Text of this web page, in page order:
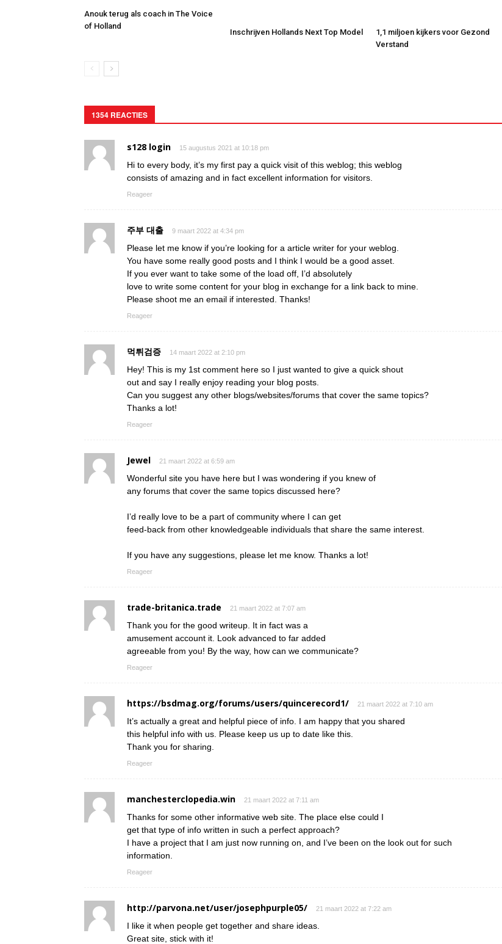
Anouk terug als coach in The Voice
of Holland
Inschrijven Hollands Next Top Model
1,1 miljoen kijkers voor Gezond
Verstand
1354 REACTIES
s128 login 15 augustus 2021 at 10:18 pm
Hi to every body, it’s my first pay a quick visit of this weblog; this weblog
consists of amazing and in fact excellent information for visitors.
Reageer
주부 대출 9 maart 2022 at 4:34 pm
Please let me know if you’re looking for a article writer for your weblog.
You have some really good posts and I think I would be a good asset.
If you ever want to take some of the load off, I’d absolutely
love to write some content for your blog in exchange for a link back to mine.
Please shoot me an email if interested. Thanks!
Reageer
먹튀검증 14 maart 2022 at 2:10 pm
Hey! This is my 1st comment here so I just wanted to give a quick shout
out and say I really enjoy reading your blog posts.
Can you suggest any other blogs/websites/forums that cover the same topics?
Thanks a lot!
Reageer
Jewel 21 maart 2022 at 6:59 am
Wonderful site you have here but I was wondering if you knew of
any forums that cover the same topics discussed here?
I’d really love to be a part of community where I can get
feed-back from other knowledgeable individuals that share the same interest.
If you have any suggestions, please let me know. Thanks a lot!
Reageer
trade-britanica.trade 21 maart 2022 at 7:07 am
Thank you for the good writeup. It in fact was a
amusement account it. Look advanced to far added
agreeable from you! By the way, how can we communicate?
Reageer
https://bsdmag.org/forums/users/quincerecord1/ 21 maart 2022 at 7:10 am
It’s actually a great and helpful piece of info. I am happy that you shared
this helpful info with us. Please keep us up to date like this.
Thank you for sharing.
Reageer
manchesterclopedia.win 21 maart 2022 at 7:11 am
Thanks for some other informative web site. The place else could I
get that type of info written in such a perfect approach?
I have a project that I am just now running on, and I’ve been on the look out for such
information.
Reageer
http://parvona.net/user/josephpurple05/ 21 maart 2022 at 7:22 am
I like it when people get together and share ideas.
Great site, stick with it!